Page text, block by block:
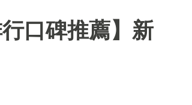
口碑推薦】新